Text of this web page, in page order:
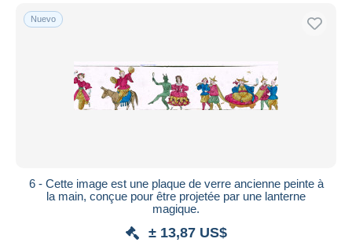
Nuevo
6 - Cette image est une plaque de verre ancienne peinte à
la main, conçue pour être projetée par une lanterne
magique.
± 13,87 US$